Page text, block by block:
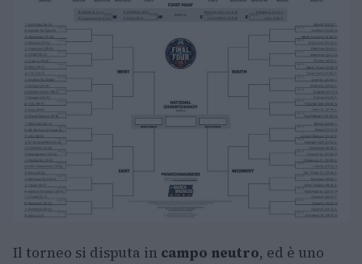
Il torneo si disputa in campo neutro, ed è uno